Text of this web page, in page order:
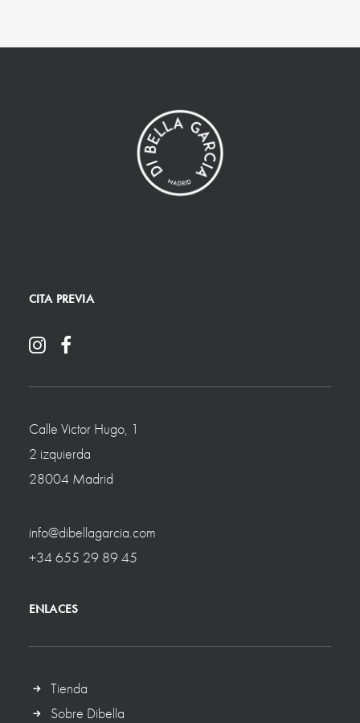
CITA PREVIA
Calle Victor Hugo, 1
2 izquierda
28004 Madrid
info@dibellagarcia.com
+34 655 29 89 45
ENLACES
Tienda
Sobre Dibella